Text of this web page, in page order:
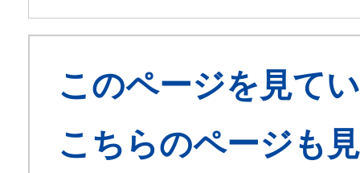
このページを見て
こちらのページも